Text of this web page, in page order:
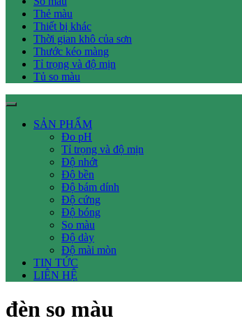
Thẻ màu
Thiết bị khác
Thời gian khô của sơn
Thước kéo màng
Tỉ trọng và độ mịn
Tủ so màu
SẢN PHẨM
Đo pH
Tỉ trọng và độ mịn
Độ nhớt
Độ bền
Độ bám dính
Độ cứng
Độ bóng
So màu
Độ dày
Độ mài mòn
TIN TỨC
LIÊN HỆ
đèn so màu